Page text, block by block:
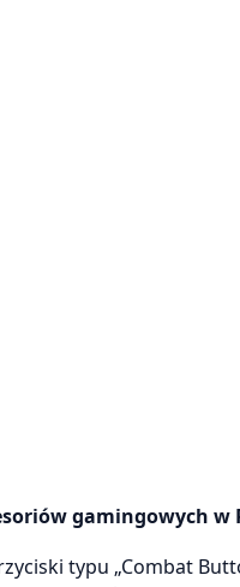
gamingowych w
typu „Combat